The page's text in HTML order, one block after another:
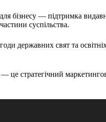
бізнесу — підтримка
суспільства.
державних свят та
стратегічний